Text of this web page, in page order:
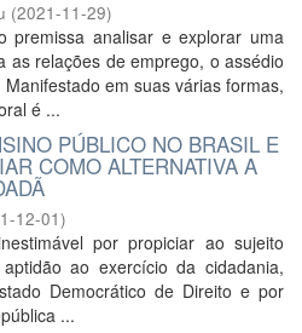
(2021-11-29)
premissa analisar e explorar uma
as relações de emprego, o assédio
em suas várias formas,
é ...
PÚBLICO NO BRASIL E
COMO ALTERNATIVA A
12-01)
por propiciar ao sujeito
ao exercício da cidadania,
Democrático de Direito e por
...